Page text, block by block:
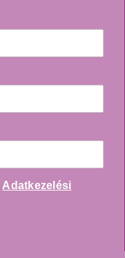
Adatkezelési